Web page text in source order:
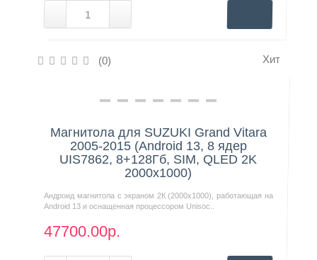
(0) Хит
Нашли дешевле?
Магнитола для SUZUKI Grand Vitara
2005-2015 (Android 13, 8 ядер
UIS7862, 8+128Гб, SIM, QLED 2K
2000x1000)
Андроид магнитола с экраном 2К (2000х1000), работающая на
Android 13 и оснащенная процессором Unisoc..
47700.00р.